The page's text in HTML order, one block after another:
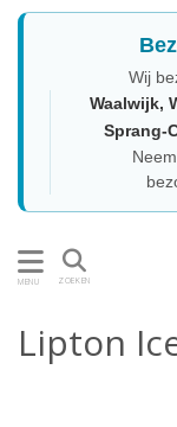
Wij
Waalwijk,
Sprang-
MENU ZOEKEN
Lipton